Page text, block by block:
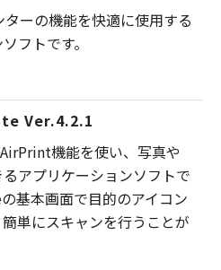
ーの機能を快適に使用する
フトです。
Ver.4.2.1
機能を使い、写真や
アプリケーションソフトで
基本画面で目的のアイコン
単にスキャンを行うことが